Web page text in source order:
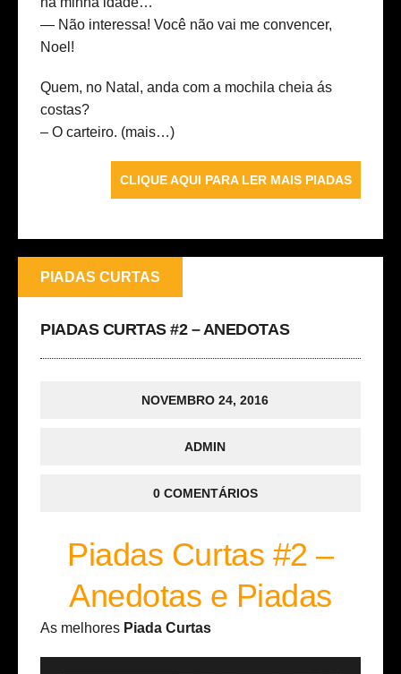
— Não interessa! Você não vai me convencer,
Noel!
Quem, no Natal, anda com a mochila cheia ás
costas?
– O carteiro. (mais…)
CLIQUE AQUI PARA LER MAIS PIADAS
PIADAS CURTAS
PIADAS CURTAS #2 – ANEDOTAS
NOVEMBRO 24, 2016
ADMIN
0 COMENTÁRIOS
Piadas Curtas #2 –
Anedotas e Piadas
As melhores Piada Curtas